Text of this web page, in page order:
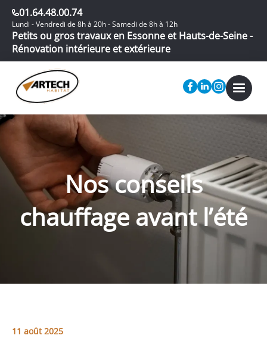
01.64.48.00.74
Lundi - Vendredi de 8h à 20h - Samedi de 8h à 12h
Petits ou gros travaux en Essonne et Hauts-de-Seine -
Rénovation intérieure et extérieure
Nos conseils
chauffage avant l’été
11 août 2025